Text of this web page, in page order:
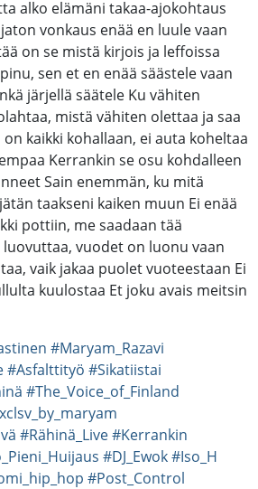
alko elämäni takaa-ajokohtaus
vonkaus enää en luule vaan
on se mistä kirjois ja leffoissa
sen et en enää säästele vaan
järjellä säätele Ku vähiten
mistä vähiten olettaa ja saa
kaikki kohallaan, ei auta koheltaa
Kerrankin se osu kohdalleen
Sain enemmän, ku mitä
taakseni kaiken muun Ei enää
pottiin, me saadaan tää
vuodet on luonu vaan
vaik jakaa puolet vuoteestaan Ei
kuulostaa Et joku avais meitsin
#Maryam_Razavi
#Asfalttityö #Sikatiistai
#The_Voice_of_Finland
#Rähinä_Live#Kerrankin
#DJ_Ewok#Iso_H
#Post_Control